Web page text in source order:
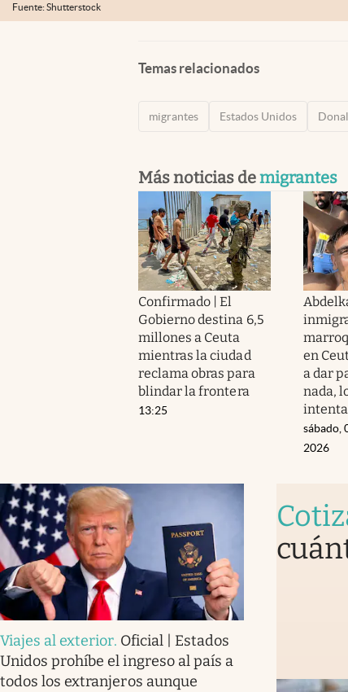
Fuente: Shutterstock
Temas relacionados
migrantes Estados Unidos
Más noticias demigrantes
Confirmado | El
Gobierno destina 6,5
millones a Ceuta
mientras la ciudad
reclama obras para
blindar la frontera
13:25
en
a dar
nada,
sábado,
2026
Viajes al exterior. Oficial | Estados
Unidos prohíbe el ingreso al país a
todos los extranjeros aunque